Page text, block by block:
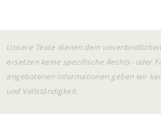
Unsere Texte dienen dem
ersetzen keine spezifische Rechts- oder
angebotenen Informationen geben wir
und Vollständigkeit.